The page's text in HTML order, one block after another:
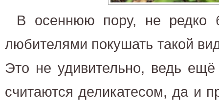
В осеннюю пору, не редко
любителями покушать такой
Это не удивительно, ведь
считаются деликатесом, да и